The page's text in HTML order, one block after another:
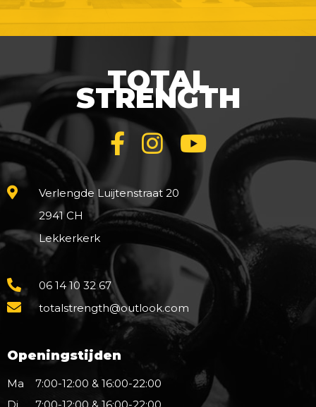
TOTAL
STRENGTH
Verlengde Luijtenstraat 20
2941 CH
Lekkerkerk
06 14 10 32 67
totalstrength@outlook.com
Openingstijden
Ma
7:00-12:00 & 16:00-22:00
Di
7:00-12:00 & 16:00-22:00